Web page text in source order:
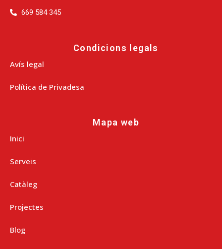
669 584 345
Condicions legals
Avís legal
Política de Privadesa
Mapa web
Inici
Serveis
Catàleg
Projectes
Blog